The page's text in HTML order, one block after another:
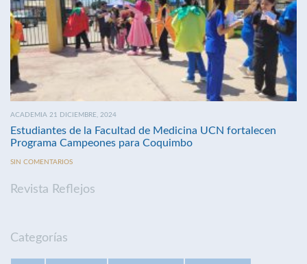
ACADEMIA 21 DICIEMBRE, 2024
Estudiantes de la Facultad de Medicina UCN fortalecen
Programa Campeones para Coquimbo
SIN COMENTARIOS
Revista Reflejos
Categorías